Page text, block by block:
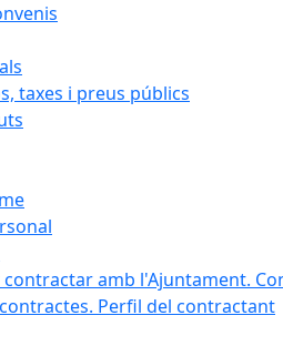
taxes i preus públics
amb l'Ajuntament.
Perfil del contractant